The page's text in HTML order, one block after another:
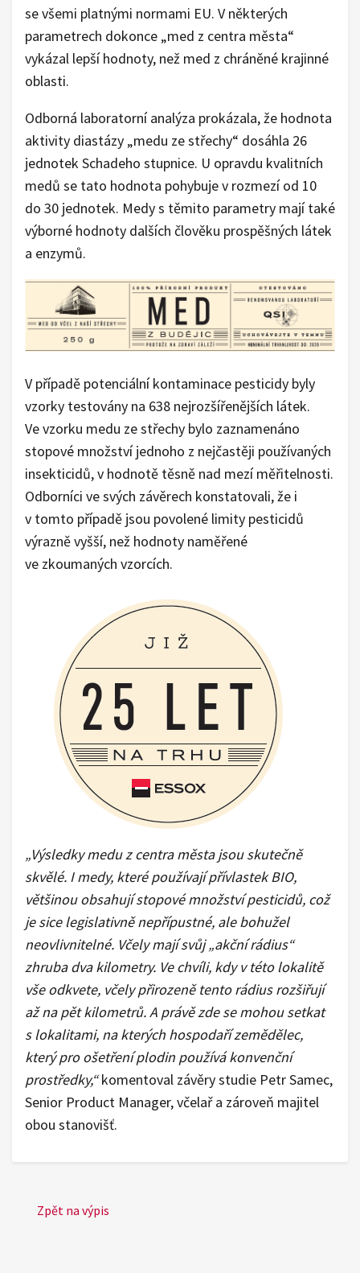
se všemi platnými normami EU. V některých
parametrech dokonce „med z centra města“
vykázal lepší hodnoty, než med z chráněné krajinné
oblasti.
Odborná laboratorní analýza prokázala, že hodnota
aktivity diastázy „medu ze střechy“ dosáhla 26
jednotek Schadeho stupnice. U opravdu kvalitních
medů se tato hodnota pohybuje v rozmezí od 10
do 30 jednotek. Medy s těmito parametry mají také
výborné hodnoty dalších člověku prospěšných látek
a enzymů.
V případě potenciální kontaminace pesticidy byly
vzorky testovány na 638 nejrozšířenějších látek.
Ve vzorku medu ze střechy bylo zaznamenáno
stopové množství jednoho z nejčastěji používaných
insekticidů, v hodnotě těsně nad mezí měřitelnosti.
Odborníci ve svých závěrech konstatovali, že i
v tomto případě jsou povolené limity pesticidů
výrazně vyšší, než hodnoty naměřené
ve zkoumaných vzorcích.
„Výsledky medu z centra města jsou skutečně
skvělé. I medy, které používají přívlastek BIO,
většinou obsahují stopové množství pesticidů, což
je sice legislativně nepřípustné, ale bohužel
neovlivnitelné. Včely mají svůj „akční rádius“
zhruba dva kilometry. Ve chvíli, kdy v této lokalitě
vše odkvete, včely přirozeně tento rádius rozšiřují
až na pět kilometrů. A právě zde se mohou setkat
s lokalitami, na kterých hospodaří zemědělec,
který pro ošetření plodin používá konvenční
prostředky,“komentoval závěry studie Petr Samec,
Senior Product Manager, včelař a zároveň majitel
obou stanovišť.
Zpět na výpis